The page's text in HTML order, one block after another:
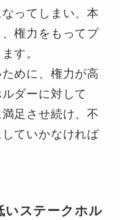
ってしまい、本
権力をもってプ
す。
めに、権力が高
ダーに対して
足させ続け、不
ていかなければ
いステークホル